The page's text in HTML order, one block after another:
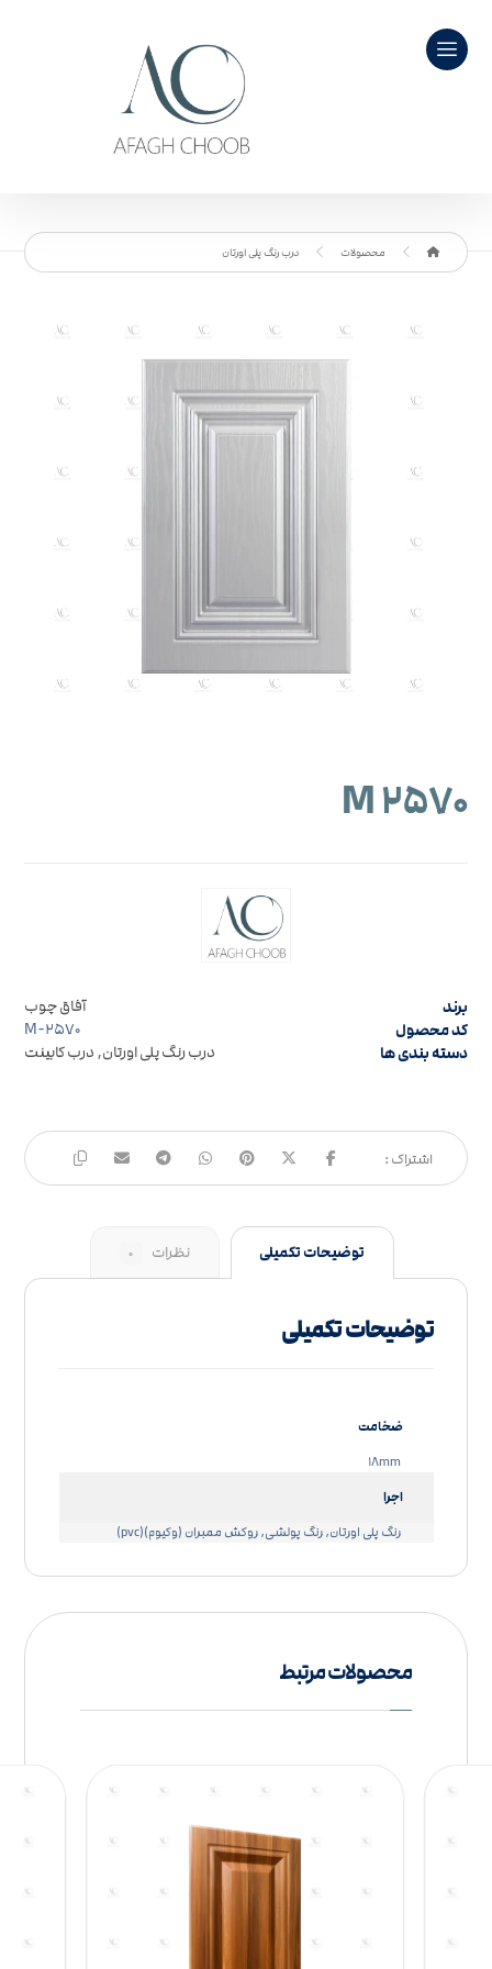
محصولات درب رنگ پلی اورتان
M ۲۵۷۰
برند آفاق چوب
کد محصول M-۲۵۷۰
دسته بندی ها درب رنگ پلی اورتان, درب کابینت
توضیحات تکمیلی نظرات ۰
توضیحات تکمیلی
ضخامت
۱۸mm
اجرا
رنگ پلی اورتان, رنگ پولشی, روکش ممبران (وکیوم)(pvc)
محصولات مرتبط